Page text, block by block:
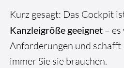
Kurz gesagt: Das Cockpit
Kanzleigröße geeignet– es
Anforderungen und
immer Sie sie brauchen.